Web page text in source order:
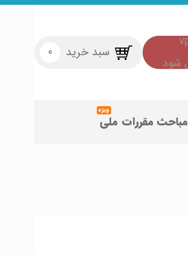
سبد خرید 0
مباحث مقررات ملی